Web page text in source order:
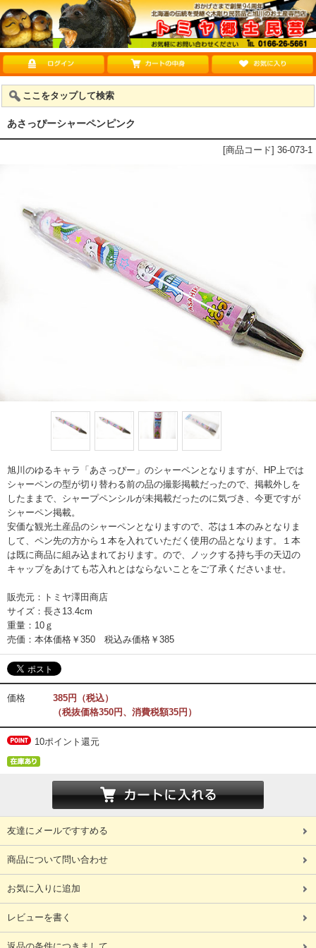
ここをタップして検索
あさっぴーシャーペンピンク
[商品コード] 36-073-1
旭川のゆるキャラ「あさっぴー」のシャーペンとなりますが、HP上では
シャーペンの型が切り替わる前の品の撮影掲載だったので、掲載外しを
したままで、シャープペンシルが未掲載だったのに気づき、今更ですが
シャーペン掲載。
安価な観光土産品のシャーペンとなりますので、芯は１本のみとなりま
して、ペン先の方から１本を入れていただく使用の品となります。１本
は既に商品に組み込まれております。ので、ノックする持ち手の天辺の
キャップをあけても芯入れとはならないことをご了承くださいませ。
販売元：トミヤ澤田商店
サイズ：長さ13.4cm
重量：10ｇ
売価：本体価格￥350 税込み価格￥385
価格
385円（税込）
（税抜価格350円、消費税額35円）
10ポイント還元
友達にメールですすめる
商品について問い合わせ
お気に入りに追加
レビューを書く